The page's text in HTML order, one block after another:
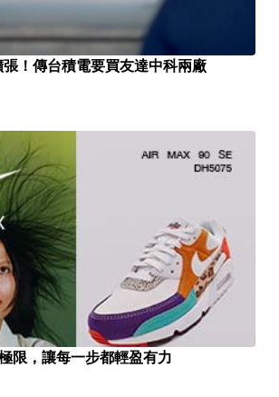
！傳台積電要買友達中科兩廠
限，讓每一步都輕盈有力